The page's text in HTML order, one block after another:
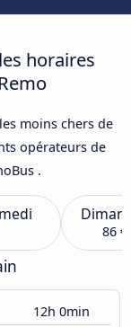
horaires
moins chers de
opérateurs de
.
86 €
12h 0min